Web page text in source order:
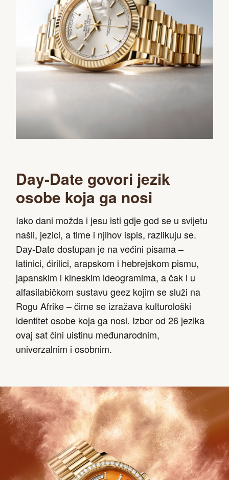
Day-Date govori jezik
osobe koja ga nosi
Iako dani možda i jesu isti gdje god se u svijetu
našli, jezici, a time i njihov ispis, razlikuju se.
Day-Date dostupan je na većini pisama –
latinici, ćirilici, arapskom i hebrejskom pismu,
japanskim i kineskim ideogramima, a čak i u
alfasilabičkom sustavu geez kojim se služi na
Rogu Afrike – čime se izražava kulturološki
identitet osobe koja ga nosi. Izbor od 26 jezika
ovaj sat čini uistinu međunarodnim,
univerzalnim i osobnim.